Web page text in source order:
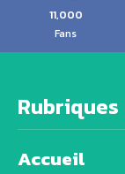
11,000
Fans
Rubriques
Accueil